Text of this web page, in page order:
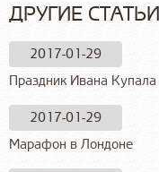
ДРУГИЕ СТАТЬИ
2017-01-29
Праздник Ивана
2017-01-29
Марафон в Лондоне